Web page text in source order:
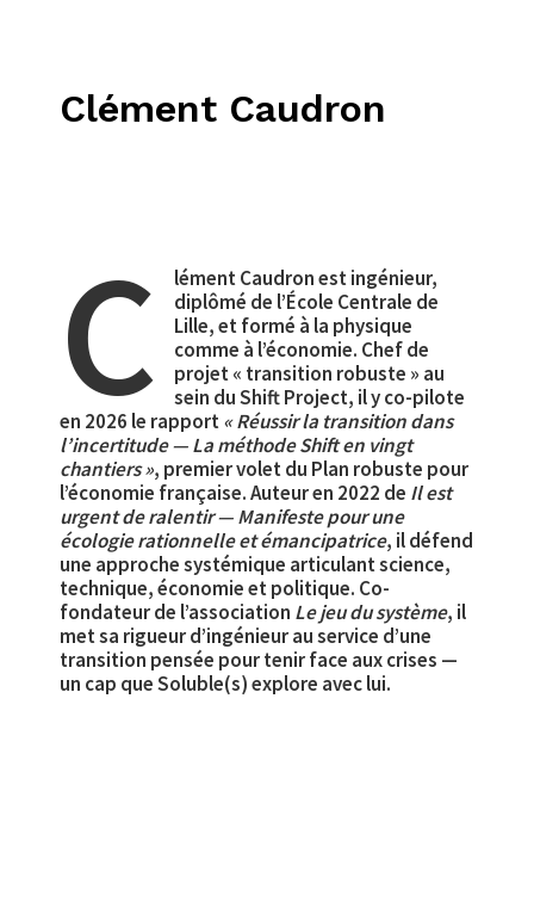
Clément Caudron
C
lément Caudron est ingénieur,
diplômé de l’École Centrale de
Lille, et formé à la physique
comme à l’économie. Chef de
projet « transition robuste » au
sein du Shift Project, il y co-pilote
en 2026 le rapport« Réussir la transition dans
l’incertitude — La méthode Shift en vingt
chantiers », premier volet du Plan robuste pour
l’économie française. Auteur en 2022 de Il est
urgent de ralentir — Manifeste pour une
écologie rationnelle et émancipatrice, il défend
une approche systémique articulant science,
technique, économie et politique. Co-
fondateur de l’association Le jeu du système, il
met sa rigueur d’ingénieur au service d’une
transition pensée pour tenir face aux crises —
un cap que Soluble(s) explore avec lui.